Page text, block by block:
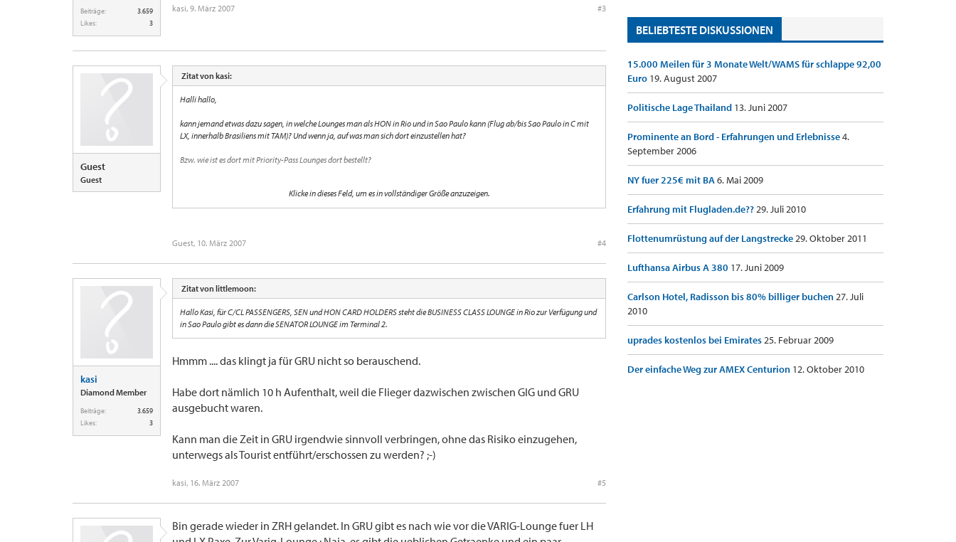
Beiträge:
3.659
Likes:
3
kasi, 9. März 2007 #3
Guest
Guest
Zitat von kasi:
Halli hallo,
kann jemand etwas dazu sagen, in welche Lounges man als HON in Rio und in Sao Paulo kann (Flug ab/bis Sao Paulo in C mit
LX, innerhalb Brasiliens mit TAM)? Und wenn ja, auf was man sich dort einzustellen hat?
Bzw. wie ist es dort mit Priority-Pass Lounges dort bestellt?
in Sao Paulo gibt es dann die SENATOR LOUNGE im Terminal 2.Klicke in dieses Feld, um es in vollständiger Größe anzuzeigen.
Guest, 10. März 2007 #4
kasi
Diamond Member
Beiträge:
3.659
Likes:
3
Zitat von littlemoon:
Hallo Kasi, für C/CL PASSENGERS, SEN und HON CARD HOLDERS steht die BUSINESS CLASS LOUNGE in Rio zur Verfügung und
in Sao Paulo gibt es dann die SENATOR LOUNGE im Terminal 2.
Hmmm .... das klingt ja für GRU nicht so berauschend.
Habe dort nämlich 10 h Aufenthalt, weil die Flieger dazwischen zwischen GIG und GRU
ausgebucht waren.
Kann man die Zeit in GRU irgendwie sinnvoll verbringen, ohne das Risiko einzugehen,
unterwegs als Tourist entführt/erschossen zu werden? ;-)
kasi, 16. März 2007 #5
Bin gerade wieder in ZRH gelandet. In GRU gibt es nach wie vor die VARIG-Lounge fuer LH
BELIEBTESTE DISKUSSIONEN
15.000 Meilen für 3 Monate Welt/WAMS für schlappe 92,00
Euro 19. August 2007
Politische Lage Thailand 13. Juni 2007
Prominente an Bord - Erfahrungen und Erlebnisse4.
September 2006
NY fuer 225€ mit BA6. Mai 2009
Erfahrung mit Flugladen.de??29. Juli 2010
Flottenumrüstung auf der Langstrecke29. Oktober 2011
Lufthansa Airbus A 380 17. Juni 2009
Carlson Hotel, Radisson bis 80% billiger buchen27. Juli
2010
uprades kostenlos bei Emirates25. Februar 2009
Der einfache Weg zur AMEX Centurion 12. Oktober 2010